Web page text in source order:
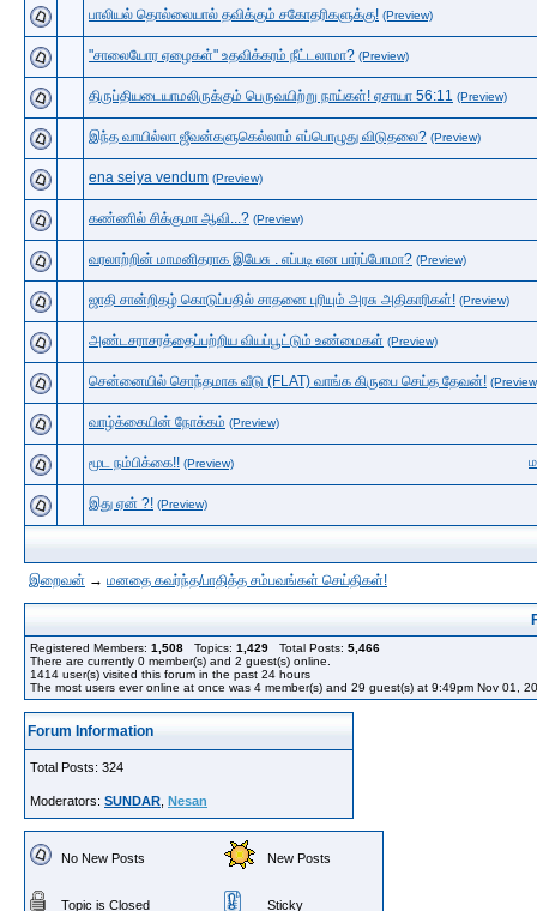
பாலியல் தொல்லையால் தவிக்கும் சகோதரிகளுக்கு! (Preview)
"சாலையோர ஏழைகள்" உதவிக்கரம் நீட்டலாமா? (Preview)
திருப்தியடையாமலிருக்கும் பெருவயிற்று நாய்கள்! ஏசாயா 56:11 (Preview)
இந்த வாயில்லா ஜீவன்களுகெல்லாம் எப்பொழுது விடுதலை? (Preview)
ena seiya vendum (Preview)
கண்ணில் சிக்குமா ஆவி...? (Preview)
வரலாற்றின் மாமனிதராக இயேசு . எப்படி என பார்ப்போமா? (Preview)
ஜாதி சான்றிதழ் கொடுப்பதில் சாதனை புரியும் அரசு அதிகாரிகள்! (Preview)
அண்டசராசரத்தைப்பற்றிய வியப்பூட்டும் உண்மைகள் (Preview)
சென்னையில் சொந்தமாக வீடு (FLAT) வாங்க கிருபை செய்த தேவன்!
வாழ்க்கையின் நோக்கம் (Preview)
மூட நம்பிக்கை!! (Preview)
இது ஏன் ?! (Preview)
இறைவன் → மனதை கவர்ந்த/பாதித்த சம்பவங்கள் செய்திகள்!
Registered Members: 1,508 Topics: 1,429 Total Posts: 5,466
There are currently 0 member(s) and 2 guest(s) online
1414 user(s) visited this forum in the past 24 hours
The most users ever online at once was 4 member(s) and 29 guest(s) at 9:49pm Nov 01,
Forum Information
Total Posts: 324
Moderators: SUNDAR Nesan
No New Posts New Posts
Topic is Closed Sticky